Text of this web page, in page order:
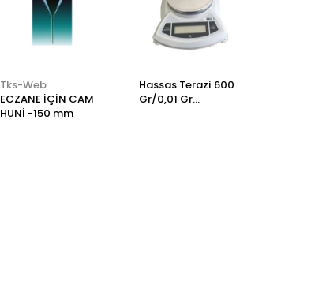
Tks-Web
ECZANE İÇİN CAM
HUNİ -150 mm
Hassas Terazi 600
Gr/0,01 Gr